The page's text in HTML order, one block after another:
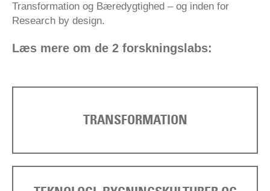
Transformation og Bæredygtighed – og inden for
Research by design.
Læs mere om de 2 forskningslabs:
TRANSFORMATION